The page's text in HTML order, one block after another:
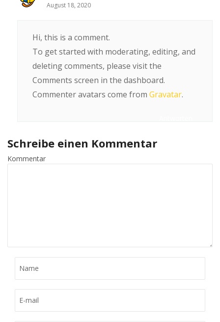
August 18, 2020
Hi, this is a comment.
To get started with moderating, editing, and
deleting comments, please visit the
Comments screen in the dashboard.
Commenter avatars come from Gravatar.
Schreibe einen Kommentar
Kommentar